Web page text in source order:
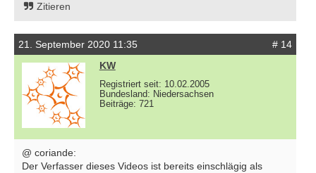
Zitieren
21. September 2020 11:35
# 14
KW
Registriert seit: 10.02.2005
Bundesland: Niedersachsen
Beiträge: 721
@ coriande:
Der Verfasser dieses Videos ist bereits einschlägig als